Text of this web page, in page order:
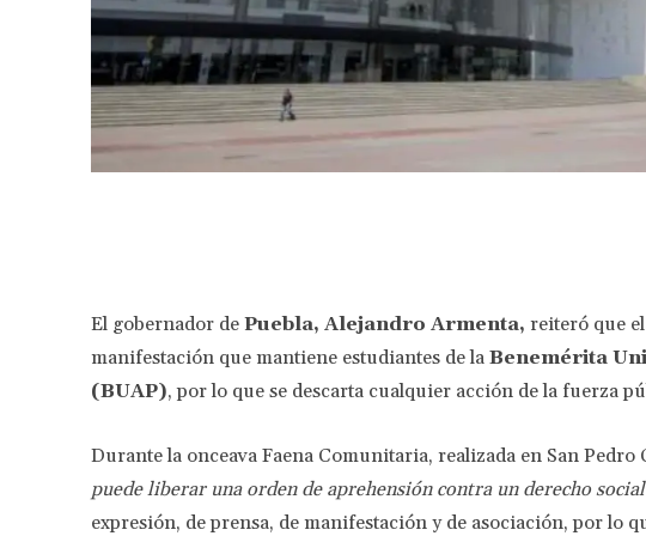
El gobernador de Puebla, Alejandro Armenta, reiteró que
manifestación que mantiene estudiantes de la Benemérita
(BUAP), por lo que se descarta cualquier acción de la fuerza
Durante la onceava Faena Comunitaria, realizada en San
puede liberar una orden de aprehensión contra un derecho
expresión, de prensa, de manifestación y de asociación, por lo